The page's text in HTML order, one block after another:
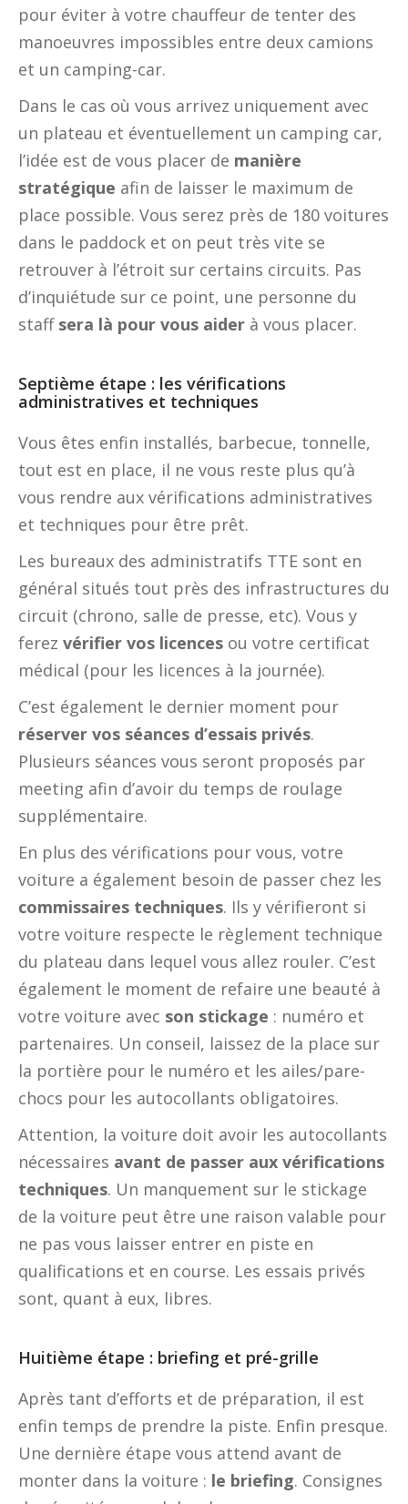
pour éviter à votre chauffeur de tenter des
manoeuvres impossibles entre deux camions
et un camping-car.
Dans le cas où vous arrivez uniquement avec
un plateau et éventuellement un camping car,
l’idée est de vous placer de manière
stratégique afin de laisser le maximum de
place possible. Vous serez près de 180 voitures
dans le paddock et on peut très vite se
retrouver à l’étroit sur certains circuits. Pas
d’inquiétude sur ce point, une personne du
staff sera là pour vous aider à vous placer.
Septième étape : les vérifications
administratives et techniques
Vous êtes enfin installés, barbecue, tonnelle,
tout est en place, il ne vous reste plus qu’à
vous rendre aux vérifications administratives
et techniques pour être prêt.
Les bureaux des administratifs TTE sont en
général situés tout près des infrastructures du
circuit (chrono, salle de presse, etc). Vous y
ferez vérifier vos licences ou votre certificat
médical (pour les licences à la journée).
C’est également le dernier moment pour
réserver vos séances d’essais privés.
Plusieurs séances vous seront proposés par
meeting afin d’avoir du temps de roulage
supplémentaire.
En plus des vérifications pour vous, votre
voiture a également besoin de passer chez les
commissaires techniques. Ils y vérifieront si
votre voiture respecte le règlement technique
du plateau dans lequel vous allez rouler. C’est
également le moment de refaire une beauté à
votre voiture avec son stickage : numéro et
partenaires. Un conseil, laissez de la place sur
la portière pour le numéro et les ailes/pare-
chocs pour les autocollants obligatoires.
Attention, la voiture doit avoir les autocollants
nécessaires avant de passer aux vérifications
techniques. Un manquement sur le stickage
de la voiture peut être une raison valable pour
ne pas vous laisser entrer en piste en
qualifications et en course. Les essais privés
sont, quant à eux, libres.
Huitième étape : briefing et pré-grille
Après tant d’efforts et de préparation, il est
enfin temps de prendre la piste. Enfin presque.
Une dernière étape vous attend avant de
monter dans la voiture : le briefing. Consignes